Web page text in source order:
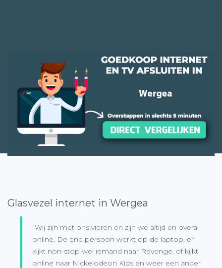
Glasvezel internet in Wergea
“Wij zijn met ons vieren en zijn we altijd en overal
online. De ene persoon werkt op de laptop, er
kijkt non-stop wel iemand naar Revenge, of kijkt
online naar Nickelodeon Kids en weer een ander